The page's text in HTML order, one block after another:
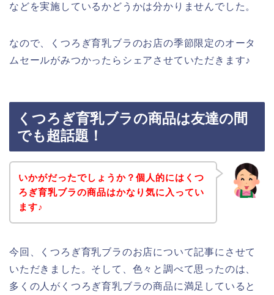
などを実施しているかどうかは分かりませんでした。
なので、くつろぎ育乳ブラのお店の季節限定のオータ
ムセールがみつかったらシェアさせていただきます♪
くつろぎ育乳ブラの商品は友達の間
でも超話題！
いかがだったでしょうか？個人的にはくつ
ろぎ育乳ブラの商品はかなり気に入ってい
ます♪
今回、くつろぎ育乳ブラのお店について記事にさせて
いただきました。そして、色々と調べて思ったのは、
多くの人がくつろぎ育乳ブラの商品に満足していると